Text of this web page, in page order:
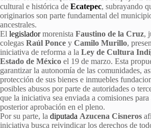
cultural e histórica de Ecatepec, subrayando
originarios son parte fundamental del
ancestrales.
El legisladormorenista Faustino de la Cruz,
colegas Raúl Ponce y Camilo Murillo,
iniciativa de reforma a la Ley de Cultura
Estado de México el 19 de marzo. Esta
garantizar la autonomía de las comunidades,
protección de sus bienes e inmuebles
posibles abusos por parte de autoridades o
que la iniciativa sea enviada a comisiones
posterior aprobación en el pleno.
Por su parte, la diputada Azucena Cisneros
iniciativa busca reivindicar los derechos de